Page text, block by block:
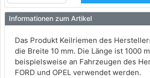
Informationen zum Artikel
Das Produkt Keilriemen des
die Breite 10 mm. Die Länge ist 1000
beispielsweise an Fahrzeugen des
FORD und OPEL verwendet werden.